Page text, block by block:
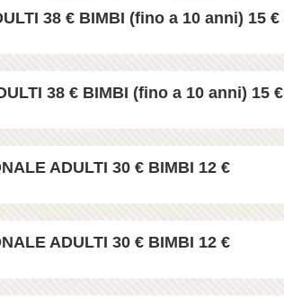
38 € BIMBI (fino a 10 anni) 15 €
38 € BIMBI (fino a 10 anni) 15 €
ADULTI 30 € BIMBI 12 €
ADULTI 30 € BIMBI 12 €